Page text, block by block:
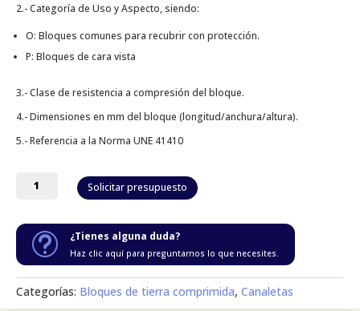
2.- Categoría de Uso y Aspecto, siendo:
O: Bloques comunes para recubrir con protección.
P: Bloques de cara vista
3.- Clase de resistencia a compresión del bloque.
4.- Dimensiones en mm del bloque (longitud/anchura/altura).
5.- Referencia a la Norma UNE 41410
Canaleta
cantidad
Solicitar presupuesto
t ¿Tienes alguna duda?
Haz clic aquí para preguntarnos lo que necesites.
Categorías: Bloques de tierra comprimida, Canaletas